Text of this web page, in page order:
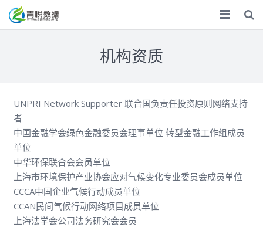
化学品
数据服务
专题调研
调研报告
捐赠
机构资质
UNPRI Network Supporter 联合国负责任投资原则网络支持
者
中国金融学会绿色金融委员会理事单位 转型金融工作组成员
单位
中华环保联合会会员单位
上海市环境保护产业协会应对气候变化专业委员会成员单位
CCCA中国企业气候行动成员单位
CCAN民间气候行动网络项目成员单位
上海法学会公司法务研究会会员